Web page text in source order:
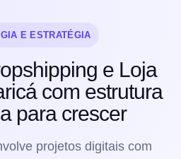
E ESTRATÉGIA
e Loja
com estrutura
para crescer
projetos digitais com